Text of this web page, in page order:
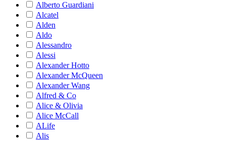
Alberto Guardiani
Alcatel
Alden
Aldo
Alessandro
Alessi
Alexander Hotto
Alexander McQueen
Alexander Wang
Alfred & Co
Alice & Olivia
Alice McCall
ALife
Alis